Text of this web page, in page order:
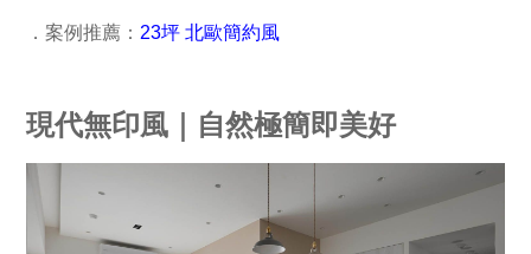
．案例推薦： 23坪 北歐簡約風
現代無印風｜自然極簡即美好